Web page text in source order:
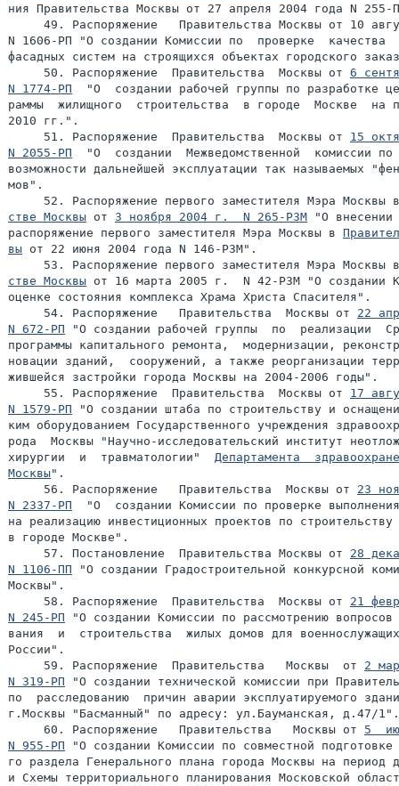
ния Правительства Москвы от 27 апреля 2004 года N
49. Распоряжение   Правительства Москвы от 10
N 1606-РП "О создании Комиссии по  проверке  качества
фасадных систем на строящихся объектах городского
     50. Распоряжение  Правительства  Москвы от
6
N 1774-РП
"О  создании рабочей группы по разработке
раммы  жилищного  строительства  в городе  Москве  на
2010 гг.".
     51. Распоряжение  Правительства  Москвы от
15
N 2055-РП
"О  создании  Межведомственной  комиссии по
возможности дальнейшей эксплуатации так называемых
мов".
52. Распоряжение первого заместителя Мэра Москвы
стве Москвы от 3 ноября 2004 г.  N 265-РЗМ "О внесении
распоряжение первого заместителя Мэра Москвы в
вы от 22 июня 2004 года N 146-РЗМ".
53. Распоряжение первого заместителя Мэра Москвы
стве Москвы от 16 марта 2005 г.  N 42-РЗМ "О создании
оценке состояния комплекса Храма Христа Спасителя".
     54. Распоряжение   Правительства  Москвы от
22
N 672-РП "О создании рабочей группы  по  реализации
программы капитального ремонта,  модернизации,
новации зданий,  сооружений, а также реорганизации
жившейся застройки города Москвы на 2004-2006 годы".
     55. Распоряжение  Правительства  Москвы от
17
N 1579-РП "О создании штаба по строительству и
ким оборудованием Государственного учреждения
рода  Москвы "Научно-исследовательский институт
хирургии  и  травматологии" Департамента
Москвы
     56. Распоряжение   Правительства  Москвы от
23
N 2337-РП
"О  создании Комиссии по проверке
на реализацию инвестиционных проектов по
в городе Москве".
     57. Постановление  Правительства Москвы от
28
N 1106-ПП "О создании Градостроительной конкурсной
Москвы".
     58. Распоряжение  Правительства  Москвы от
21
N 245-РП "О создании Комиссии по рассмотрению
вания  и  строительства  жилых домов для
России".
     59. Распоряжение  Правительства   Москвы  от
2
N 319-РП "О создании технической комиссии при
по  расследованию  причин аварии эксплуатируемого
г.Москвы "Басманный" по адресу: ул.Бауманская, д.47/1".
     60. Распоряжение   Правительства   Москвы от
5
N 955-РП "О создании Комиссии по совместной подготовке
го раздела Генерального плана города Москвы на период
и Схемы территориального планирования Московской